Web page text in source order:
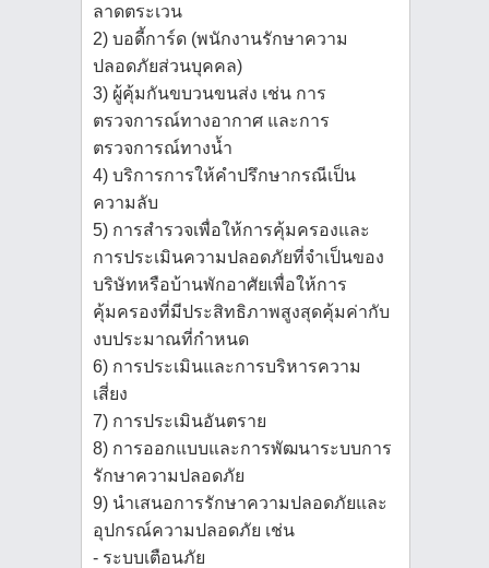
ลาดตระเวน
2) บอดี้การ์ด (พนักงานรักษาความ
ปลอดภัยส่วนบุคคล)
3) ผู้คุ้มกันขบวนขนส่ง เช่น การ
ตรวจการณ์ทางอากาศ และการ
ตรวจการณ์ทางน้ำ
4) บริการการให้คำปรึกษากรณีเป็น
ความลับ
5) การสำรวจเพื่อให้การคุ้มครองและ
การประเมินความปลอดภัยที่จำเป็นของ
บริษัทหรือบ้านพักอาศัยเพื่อให้การ
คุ้มครองที่มีประสิทธิภาพสูงสุดคุ้มค่ากับ
งบประมาณที่กำหนด
6) การประเมินและการบริหารความ
เสี่ยง
7) การประเมินอันตราย
8) การออกแบบและการพัฒนาระบบการ
รักษาความปลอดภัย
9) นำเสนอการรักษาความปลอดภัยและ
อุปกรณ์ความปลอดภัย เช่น
- ระบบเตือนภัย